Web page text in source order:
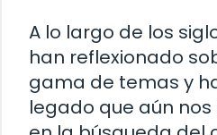
A lo largo de los
han reflexionado
gama de temas y
legado que aún